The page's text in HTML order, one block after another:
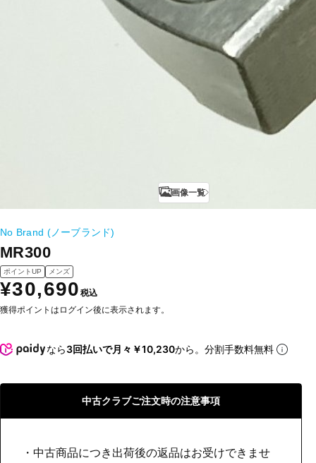
画像一覧
No Brand (ノーブランド)
MR300
ポイントUP メンズ
¥30,690 税込
獲得ポイントはログイン後に表示されます。
なら3回払いで月々￥10,230から。分割手数料無料
中古クラブご注文時の注意事項
・中古商品につき出荷後の返品はお受けできませ